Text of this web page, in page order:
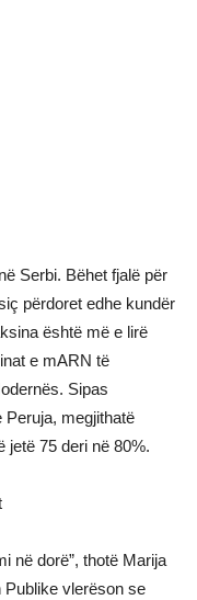
Serbi. Bëhet fjalë për
përdoret edhe kundër
është më e lirë
e mARN të
Sipas
Peruja, megjithatë
jetë 75 deri në 80%.
në dorë”, thotë Marija
Publike vlerëson se